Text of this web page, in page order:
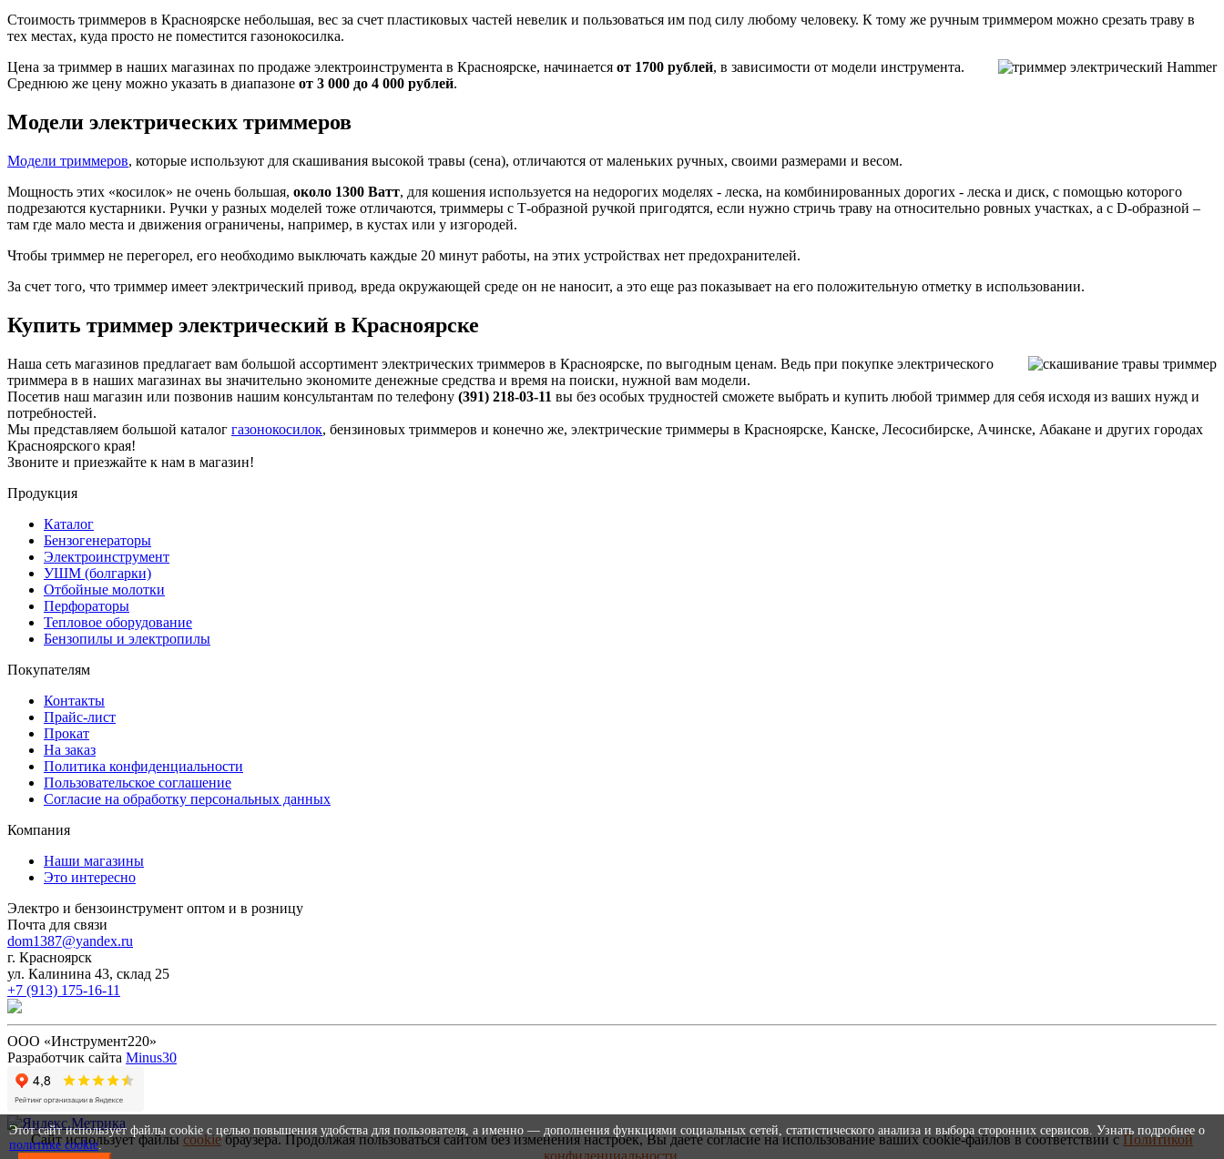
Стоимость триммеров в Красноярске небольшая, вес за счет пластиковых частей невелик и пользоваться им под силу любому человеку. К тому же ручным триммером можно срезать траву в
тех местах, куда просто не поместится газонокосилка.
Цена за триммер в наших магазинах по продаже электроинструмента в Красноярске, начинается от 1700 рублей, в зависимости от модели инструмента.
Среднюю же цену можно указать в диапазоне от 3 000 до 4 000 рублей.
Модели электрических триммеров
Модели триммеров, которые используют для скашивания высокой травы (сена), отличаются от маленьких ручных, своими размерами и весом.
Мощность этих «косилок» не очень большая, около 1300 Ватт, для кошения используется на недорогих моделях - леска, на комбинированных дорогих - леска и диск, с помощью которого
подрезаются кустарники. Ручки у разных моделей тоже отличаются, триммеры с Т-образной ручкой пригодятся, если нужно стричь траву на относительно ровных участках, а с D-образной –
там где мало места и движения ограничены, например, в кустах или у изгородей.
Чтобы триммер не перегорел, его необходимо выключать каждые 20 минут работы, на этих устройствах нет предохранителей.
За счет того, что триммер имеет электрический привод, вреда окружающей среде он не наносит, а это еще раз показывает на его положительную отметку в использовании.
Купить триммер электрический в Красноярске
Наша сеть магазинов предлагает вам большой ассортимент электрических триммеров в Красноярске, по выгодным ценам. Ведь при покупке электрического
триммера в в наших магазинах вы значительно экономите денежные средства и время на поиски, нужной вам модели.
Посетив наш магазин или позвонив нашим консультантам по телефону (391) 218-03-11 вы без особых трудностей сможете выбрать и купить любой триммер для себя исходя из ваших нужд и
потребностей.
Мы представляем большой каталог газонокосилок, бензиновых триммеров и конечно же, электрические триммеры в Красноярске, Канске, Лесосибирске, Ачинске, Абакане и других городах
Красноярского края!
Звоните и приезжайте к нам в магазин!
Этот сайт использует файлы cookie с целью повышения удобства для пользователя, а именно — дополнения функциями социальных сетей, статистического анализа и выбора сторонних сервисов. Узнать подробнее о
политике cookie.
Продукция
Каталог
Бензогенераторы
Электроинструмент
УШМ (болгарки)
Отбойные молотки
Перфораторы
Тепловое оборудование
Бензопилы и электропилы
Покупателям
Контакты
Прайс-лист
Прокат
На заказ
Политика конфиденциальности
Пользовательское соглашение
Согласие на обработку персональных данных
Компания
Наши магазины
Это интересно
Электро и бензоинструмент оптом и в розницу
Почта для связи
dom1387@yandex.ru
г. Красноярск
ул. Калинина 43, склад 25
+7 (913) 175-16-11
ООО «Инструмент220»
Разработчик сайта Minus30
Сайт использует файлыcookieбраузера. Продолжая пользоваться сайтом без изменения настроек, Вы даете согласие на использование ваших cookie-файлов в соответствии сПолитикой
конфиденциальности